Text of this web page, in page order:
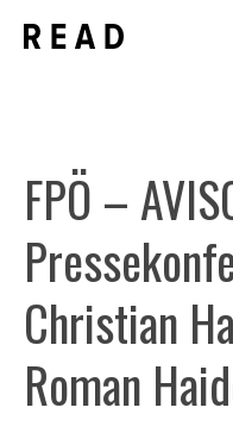
Inhalt
FPÖ –
Christian
Roman